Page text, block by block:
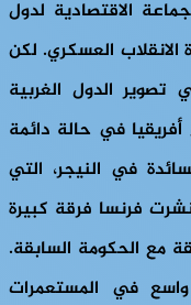
الاقتصادية لدول
الانقلاب العسكري. لكن
الدول الغربية
في حالة دائمة
في النيجر، التي
عام 1960، وحيث نشرت فرنسا فرقة كبيرة
مع الحكومة السابقة.
في المستعمرات